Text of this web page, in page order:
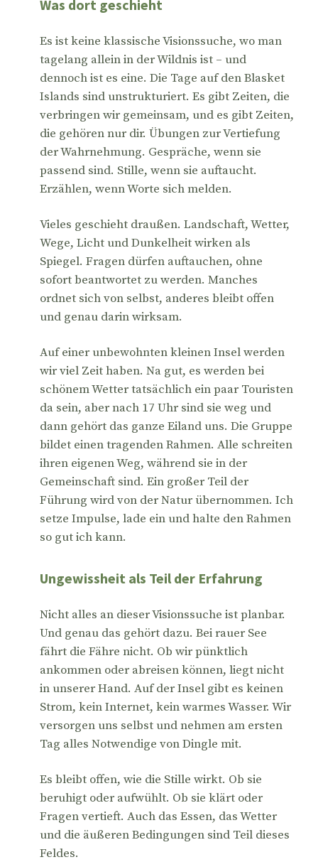
Was dort geschieht
Es ist keine klassische Visionssuche, wo man
tagelang allein in der Wildnis ist – und
dennoch ist es eine. Die Tage auf den Blasket
Islands sind unstrukturiert. Es gibt Zeiten, die
verbringen wir gemeinsam, und es gibt Zeiten,
die gehören nur dir. Übungen zur Vertiefung
der Wahrnehmung. Gespräche, wenn sie
passend sind. Stille, wenn sie auftaucht.
Erzählen, wenn Worte sich melden.
Vieles geschieht draußen. Landschaft, Wetter,
Wege, Licht und Dunkelheit wirken als
Spiegel. Fragen dürfen auftauchen, ohne
sofort beantwortet zu werden. Manches
ordnet sich von selbst, anderes bleibt offen
und genau darin wirksam.
Auf einer unbewohnten kleinen Insel werden
wir viel Zeit haben. Na gut, es werden bei
schönem Wetter tatsächlich ein paar Touristen
da sein, aber nach 17 Uhr sind sie weg und
dann gehört das ganze Eiland uns. Die Gruppe
bildet einen tragenden Rahmen. Alle schreiten
ihren eigenen Weg, während sie in der
Gemeinschaft sind. Ein großer Teil der
Führung wird von der Natur übernommen. Ich
setze Impulse, lade ein und halte den Rahmen
so gut ich kann.
Ungewissheit als Teil der Erfahrung
Nicht alles an dieser Visionssuche ist planbar.
Und genau das gehört dazu. Bei rauer See
fährt die Fähre nicht. Ob wir pünktlich
ankommen oder abreisen können, liegt nicht
in unserer Hand. Auf der Insel gibt es keinen
Strom, kein Internet, kein warmes Wasser. Wir
versorgen uns selbst und nehmen am ersten
Tag alles Notwendige von Dingle mit.
Es bleibt offen, wie die Stille wirkt. Ob sie
beruhigt oder aufwühlt. Ob sie klärt oder
Fragen vertieft. Auch das Essen, das Wetter
und die äußeren Bedingungen sind Teil dieses
Feldes.